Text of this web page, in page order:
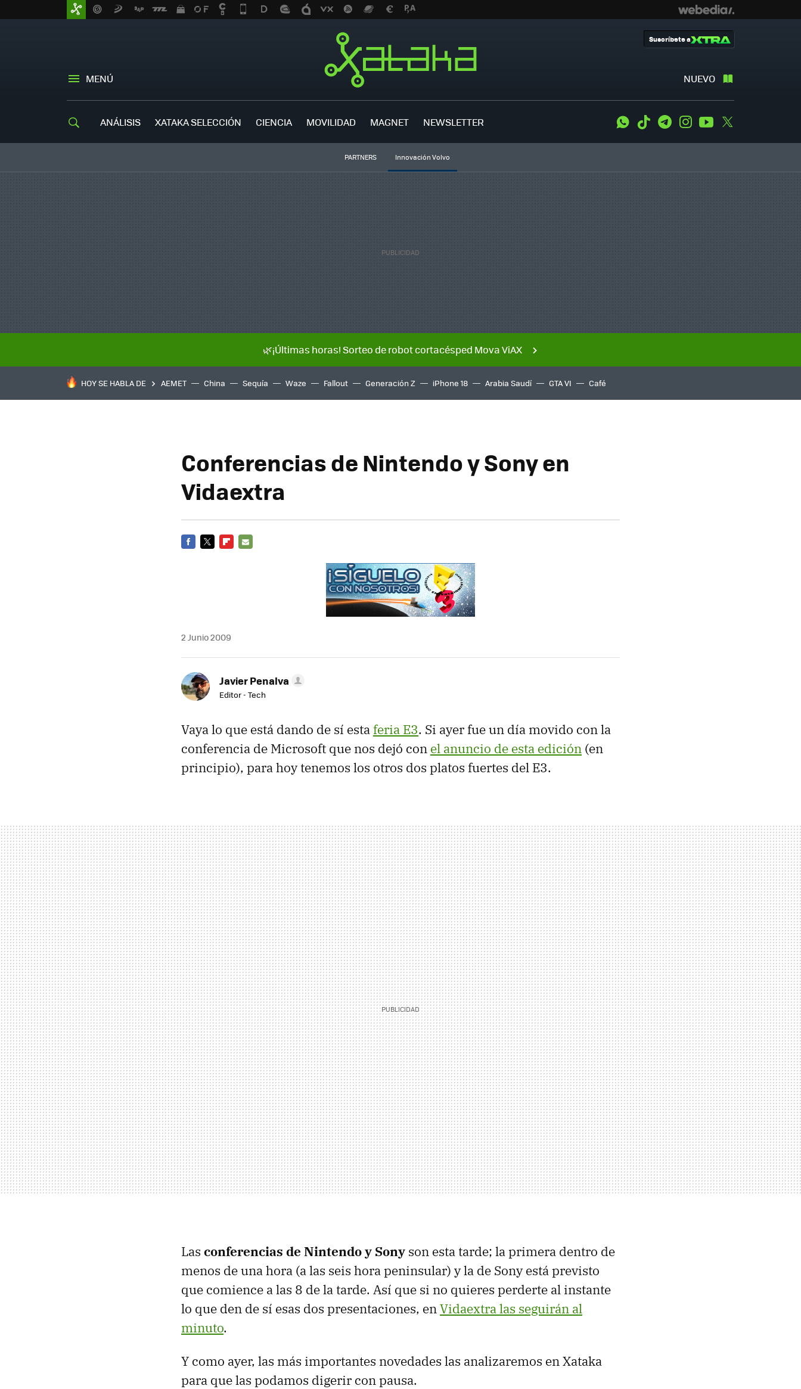
MENÚ NUEVO
Suscríbete a
ANÁLISIS XATAKA SELECCIÓN CIENCIA MOVILIDAD MAGNET NEWSLETTER WhatsApp
Tiktok TelegramInstagramYoutube
PARTNERS Innovación Volvo
🌿¡Últimas horas! Sorteo de robot cortacésped Mova ViAX
HOY SE HABLA DE AEMET China Sequía Waze Fallout Generación Z iPhone 18 Arabia Saudí GTA VI Café
Conferencias de Nintendo y Sony en
Vidaextra
2 Junio 2009
Javier Penalva
Editor - Tech
Vaya lo que está dando de sí esta feria E3. Si ayer fue un día movido con la
conferencia de Microsoft que nos dejó con el anuncio de esta edición (en
principio), para hoy tenemos los otros dos platos fuertes del E3.
Las conferencias de Nintendo y Sony son esta tarde; la primera dentro de
menos de una hora (a las seis hora peninsular) y la de Sony está previsto
que comience a las 8 de la tarde. Así que si no quieres perderte al instante
lo que den de sí esas dos presentaciones, enVidaextra las seguirán al
minuto.
Y como ayer, las más importantes novedades las analizaremos en Xataka
para que las podamos digerir con pausa.